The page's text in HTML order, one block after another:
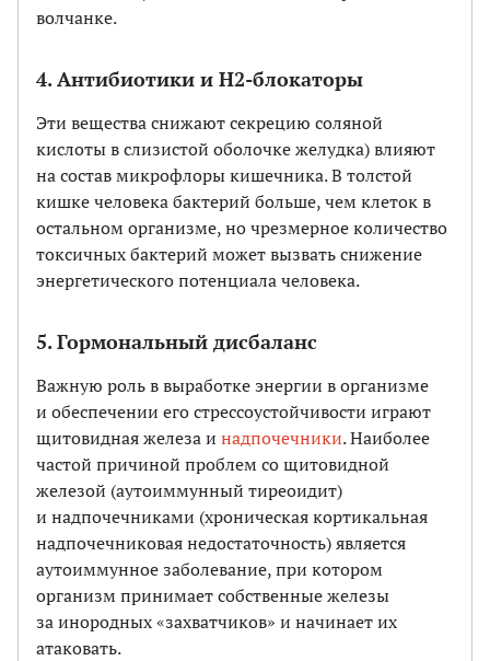
волчанке.
4. Антибиотики и Н2-блокаторы
Эти вещества снижают секрецию соляной
кислоты в слизистой оболочке желудка) влияют
на состав микрофлоры кишечника. В толстой
кишке человека бактерий больше, чем клеток в
остальном организме, но чрезмерное количество
токсичных бактерий может вызвать снижение
энергетического потенциала человека.
5. Гормональный дисбаланс
Важную роль в выработке энергии в организме
и обеспечении его стрессоустойчивости играют
щитовидная железа и надпочечники. Наиболее
частой причиной проблем со щитовидной
железой (аутоиммунный тиреоидит)
и надпочечниками (хроническая кортикальная
надпочечниковая недостаточность) является
аутоиммунное заболевание, при котором
организм принимает собственные железы
за инородных «захватчиков» и начинает их
атаковать.